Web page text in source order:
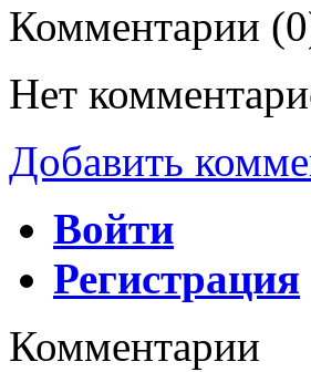
Комментарии (0
Нет
Добавить
Войти
Регистрация
Комментарии